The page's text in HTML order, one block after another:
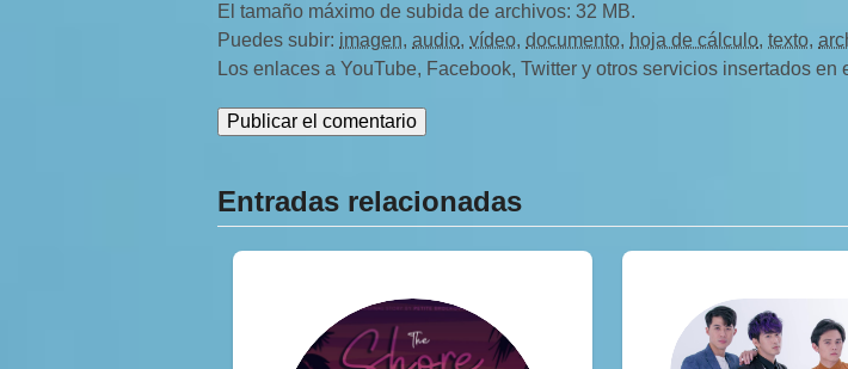
El tamaño máximo de subida de archivos: 32 MB.
Puedes subir: imagen, audio, vídeo, documento, hoja de cálculo, texto,
Los enlaces a YouTube, Facebook, Twitter y otros servicios insertados
Entradas relacionadas